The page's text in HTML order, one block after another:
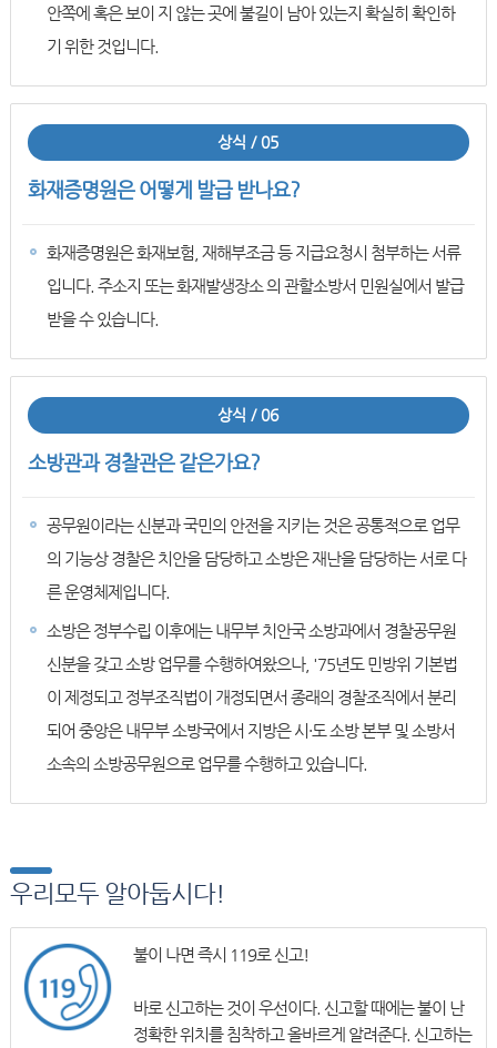
안쪽에 혹은 보이 지 않는 곳에 불길이 남아 있는지 확실히 확인하
기 위한 것입니다.
상식 / 05
화재증명원은 어떻게 발급 받나요?
화재증명원은 화재보험, 재해부조금 등 지급요청시 첨부하는 서류
입니다. 주소지 또는 화재발생장소 의 관할소방서 민원실에서 발급
받을 수 있습니다.
상식 / 06
소방관과 경찰관은 같은가요?
공무원이라는 신분과 국민의 안전을 지키는 것은 공통적으로 업무
의 기능상 경찰은 치안을 담당하고 소방은 재난을 담당하는 서로 다
른 운영체제입니다.
소방은 정부수립 이후에는 내무부 치안국 소방과에서 경찰공무원
신분을 갖고 소방 업무를 수행하여왔으나, '75년도 민방위 기본법
이 제정되고 정부조직법이 개정되면서 종래의 경찰조직에서 분리
되어 중앙은 내무부 소방국에서 지방은 시·도 소방 본부 및 소방서
소속의 소방공무원으로 업무를 수행하고 있습니다.
우리모두 알아둡시다!
불이 나면 즉시 119로 신고!
바로 신고하는 것이 우선이다. 신고할 때에는 불이 난
정확한 위치를 침착하고 올바르게 알려준다. 신고하는